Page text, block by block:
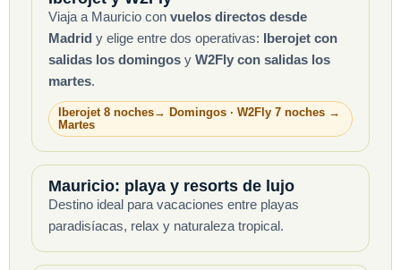
Viaja a Mauricio con vuelos directos desde
Madrid y elige entre dos operativas: Iberojet con
salidas los domingos y W2Fly con salidas los
martes.
Iberojet 8 noches→ Domingos · W2Fly 7 noches →
Martes
Mauricio: playa y resorts de lujo
Destino ideal para vacaciones entre playas
paradisíacas, relax y naturaleza tropical.